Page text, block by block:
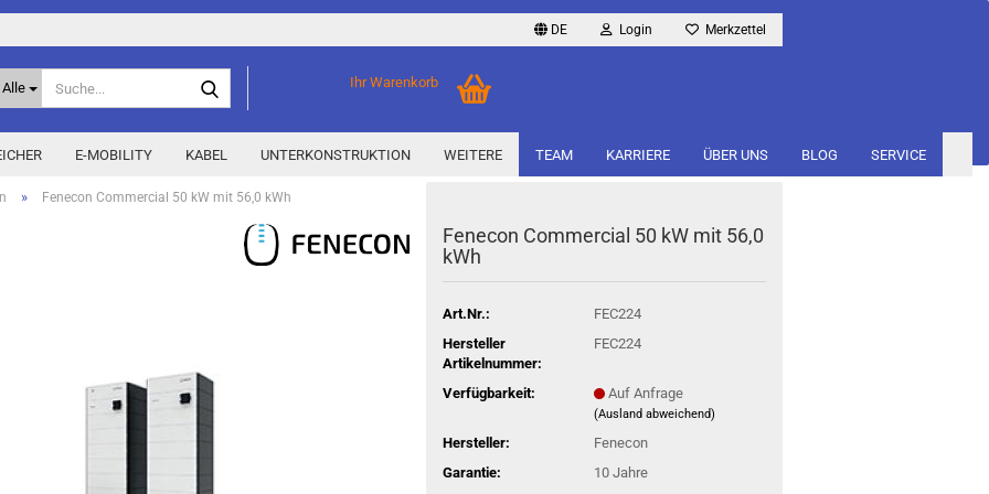
DE Login Merkzettel
Alle Ihr Warenkorb
E-MOBILITY KABEL UNTERKONSTRUKTION TEAM KARRIERE ÜBER UNS BLOG SERVICE
WEITERE
» Fenecon Commercial 50 kW mit 56,0 kWh
Fen­e­con Com­mer­cial 50 kW mit 56,0
kWh
Art.Nr.:
FEC224
Hersteller
Artikelnummer:
FEC224
Verfügbarkeit: Auf Anfrage
(Ausland abweichend)
Hersteller:
Fenecon
Garantie:
10 Jahre